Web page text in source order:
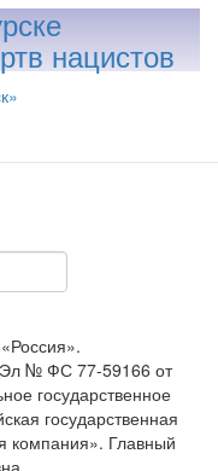
нацистов
Эл № ФС 77-59166 от
государственное
государственная
компания». Главный